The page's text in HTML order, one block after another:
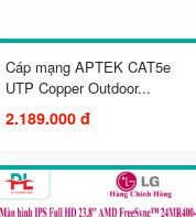
Cáp mạng APTEK CAT5e
UTP Copper Outdoor...
2.189.000 đ